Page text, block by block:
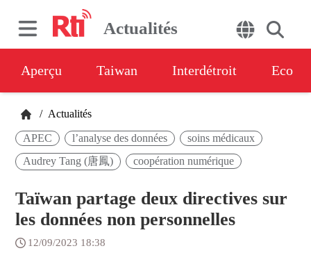
Actualités
Aperçu Taiwan Interdétroit Eco
/ Actualités
APEC l’analyse des données
soins médicaux
Audrey Tang (唐鳳)
coopération numérique
Taïwan partage deux directives sur
les données non personnelles
12/09/2023 18:38